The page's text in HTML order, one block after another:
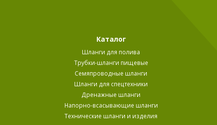
Каталог
Шланги для полива
Трубки-шланги пищевые
Семяпроводные шланги
Шланги для спецтехники
Дренажные шланги
Напорно-всасывающие шланги
Технические шланги и изделия